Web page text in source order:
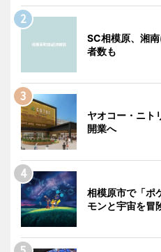
SC相模原、湘
者数も
ヤオコー・ニト
開業へ
相模原市で「
モンと宇宙を冒